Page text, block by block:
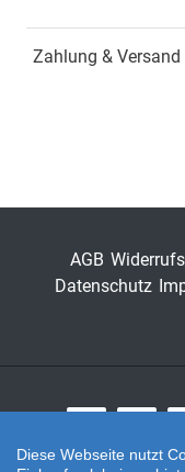
Zahlung & Versand
AGB
Datenschutz
Zahlungsarten
Diese Webseite nutzt